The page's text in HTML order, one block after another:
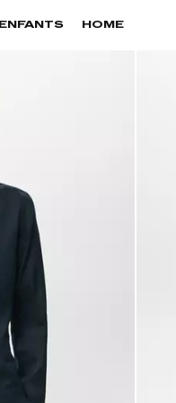
ENFANTS HOME